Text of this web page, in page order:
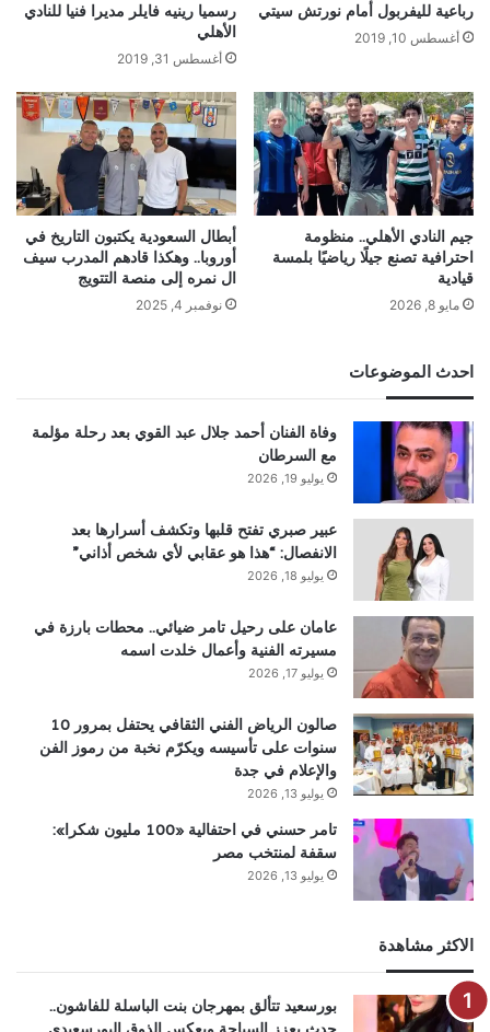
رباعية لليفربول أمام نورتش سيتي
أغسطس 10, 2019
رسميا رينيه فايلر مديرا فنيا للنادي
الأهلي
أغسطس 31, 2019
جيم النادي الأهلي.. منظومة
احترافية تصنع جيلًا رياضيًا بلمسة
قيادية
مايو 8, 2026
أبطال السعودية يكتبون التاريخ في
أوروبا.. وهكذا قادهم المدرب سيف
ال نمره إلى منصة التتويج
نوفمبر 4, 2025
احدث الموضوعات
وفاة الفنان أحمد جلال عبد القوي بعد رحلة مؤلمة
مع السرطان
يوليو 19, 2026
عبير صبري تفتح قلبها وتكشف أسرارها بعد
الانفصال: “هذا هو عقابي لأي شخص أذاني”
يوليو 18, 2026
عامان على رحيل تامر ضيائي.. محطات بارزة في
مسيرته الفنية وأعمال خلدت اسمه
يوليو 17, 2026
صالون الرياض الفني الثقافي يحتفل بمرور 10
سنوات على تأسيسه ويكرّم نخبة من رموز الفن
والإعلام في جدة
يوليو 13, 2026
تامر حسني في احتفالية «100 مليون شكرا»:
سقفة لمنتخب مصر
يوليو 13, 2026
الاكثر مشاهدة
بورسعيد تتألق بمهرجان بنت الباسلة للفاشون..